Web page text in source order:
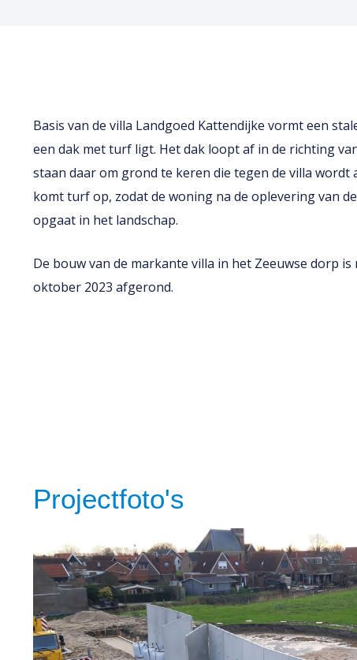
Basis van de villa Landgoed Kattendijke vormt een
een dak met turf ligt. Het dak loopt af in de richting
staan daar om grond te keren die tegen de villa wordt
komt turf op, zodat de woning na de oplevering van
opgaat in het landschap.
De bouw van de markante villa in het Zeeuwse dorp
oktober 2023 afgerond.
Projectfoto's